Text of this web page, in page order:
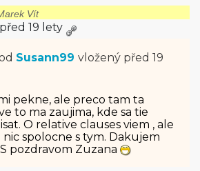
Vít
19 lety
Susann99 vložený před 19
pekne, ale preco tam ta
to ma zaujima, kde sa tie
O relative clauses viem , ale
spolocne s tym. Dakujem
pozdravom Zuzana